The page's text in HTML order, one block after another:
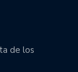
de los